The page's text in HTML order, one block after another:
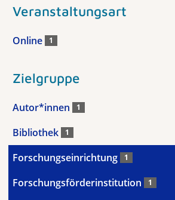
Veranstaltungsart
Online 1
Zielgruppe
Autor*innen 1
Bibliothek 1
Forschungseinrichtung 1
Forschungsförderinstitution 1